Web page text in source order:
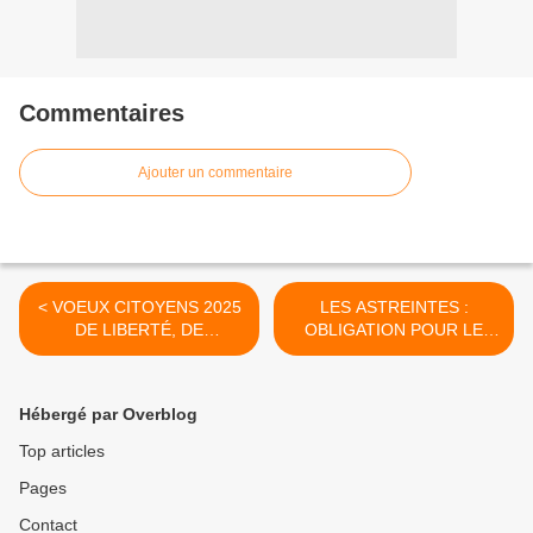
Commentaires
Ajouter un commentaire
< VOEUX CITOYENS 2025
DE LIBERTÉ, DE
SOLIDARITÉ, DE
LES ASTREINTES :
OBLIGATION POUR LE
SALARIÉ D’ÊTRE
Hébergé par Overblog
Top articles
Pages
Contact